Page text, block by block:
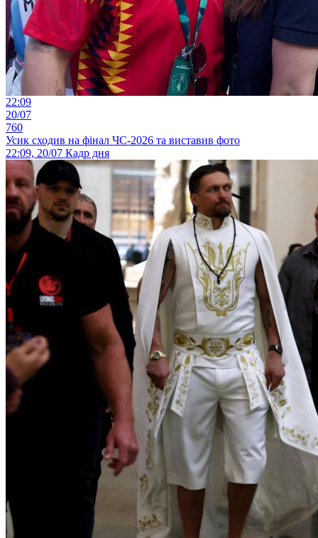
22:09
20/07
760
Усик сходив на фінал ЧС-2026 та виставив фото
22:09, 20/07 Кадр дня